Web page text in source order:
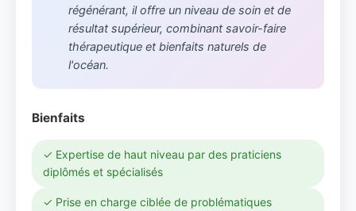
régénérant, il offre un niveau de soin et de
résultat supérieur, combinant savoir-faire
thérapeutique et bienfaits naturels de
l'océan.
Bienfaits
✓ Expertise de haut niveau par des praticiens
diplômés et spécialisés
✓ Prise en charge ciblée de problématiques